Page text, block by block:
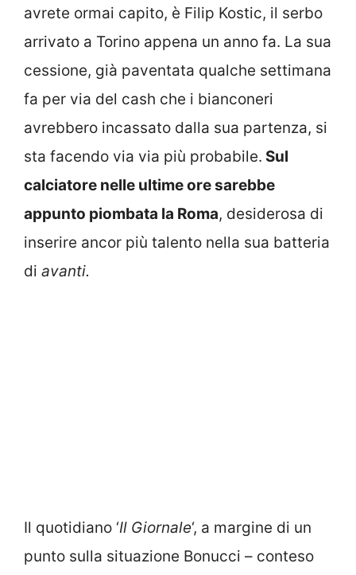
avrete ormai capito, è Filip Kostic, il serbo
arrivato a Torino appena un anno fa. La sua
cessione, già paventata qualche settimana
fa per via del cash che i bianconeri
avrebbero incassato dalla sua partenza, si
sta facendo via via più probabile. Sul
calciatore nelle ultime ore sarebbe
appunto piombata la Roma, desiderosa di
inserire ancor più talento nella sua batteria
di avanti.
Il quotidiano ‘Il Giornale‘, a margine di un
punto sulla situazione Bonucci – conteso